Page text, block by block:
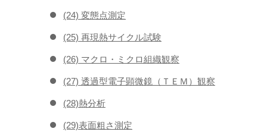
(24) 変態点測定
(25) 再現熱サイクル試験
(26) マクロ・ミクロ組織観察
(27) 透過型電子顕微鏡（ＴＥＭ）観察
(28)熱分析
(29)表面粗さ測定